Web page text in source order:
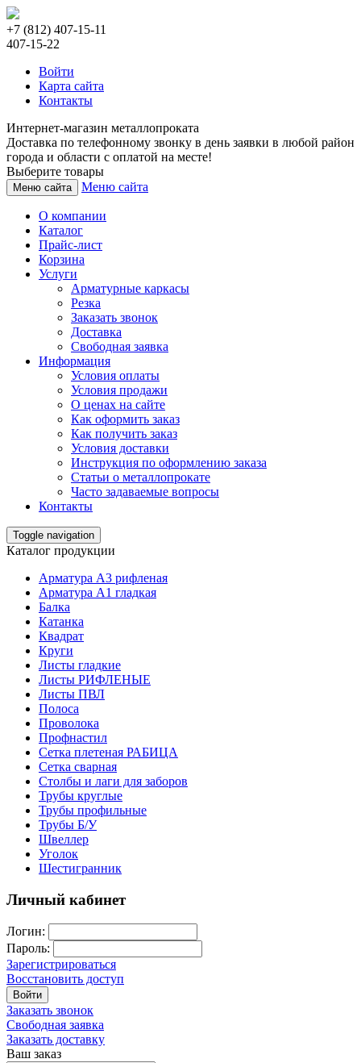
+7 (812) 407-15-11
407-15-22
Войти
Карта сайта
Контакты
Интернет-магазин металлопроката
Доставка по телефонному звонку в день заявки в любой район
города и области с оплатой на месте!
Выберите товары
Меню сайта Меню сайта
О компании
Каталог
Прайс-лист
Корзина
Услуги
Арматурные каркасы
Резка
Заказать звонок
Доставка
Свободная заявка
Информация
Условия оплаты
Условия продажи
О ценах на сайте
Как оформить заказ
Как получить заказ
Условия доставки
Инструкция по оформлению заказа
Статьи о металлопрокате
Часто задаваемые вопросы
Контакты
Toggle navigation
Каталог продукции
Арматура А3 рифленая
Арматура А1 гладкая
Балка
Катанка
Квадрат
Круги
Листы гладкие
Листы РИФЛЕНЫЕ
Листы ПВЛ
Полоса
Проволока
Профнастил
Сетка плетеная РАБИЦА
Сетка сварная
Столбы и лаги для заборов
Трубы круглые
Трубы профильные
Трубы Б/У
Швеллер
Уголок
Шестигранник
Личный кабинет
Логин:
Пароль:
Зарегистрироваться
Восстановить доступ
Войти
Заказать звонок
Свободная заявка
Заказать доставку
Ваш заказ